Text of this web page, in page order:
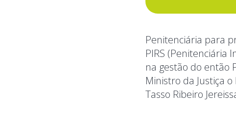
Penitenciária para
PIRS (Penitenciária
na gestão do então
Ministro da Justiça
Tasso Ribeiro